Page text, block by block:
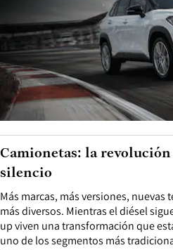
Más marcas, más versiones, nuevas
más diversos. Mientras el diésel
up viven una transformación que
uno de los segmentos más
Camionetas: la revolución
silencio